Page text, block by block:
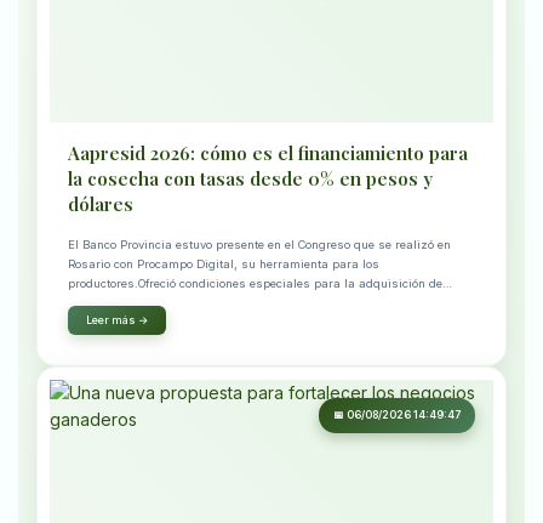
Aapresid 2026: cómo es el financiamiento para
la cosecha con tasas desde 0% en pesos y
dólares
El Banco Provincia estuvo presente en el Congreso que se realizó en
Rosario con Procampo Digital, su herramienta para los
productores.Ofreció condiciones especiales para la adquisición de
insumo
Leer más →
📅 06/08/2026 14:49:47